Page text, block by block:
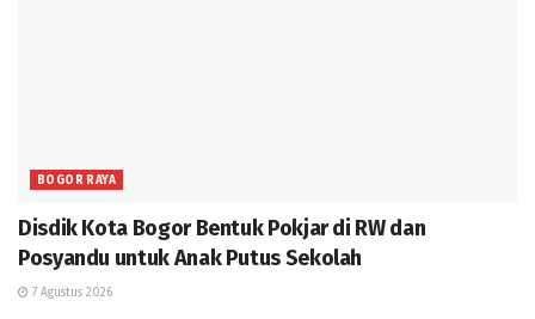
BOGOR RAYA
Disdik Kota Bogor Bentuk Pokjar di RW dan
Posyandu untuk Anak Putus Sekolah
7 Agustus 2026